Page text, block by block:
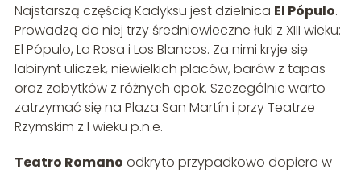
Najstarszą częścią Kadyksu jest dzielnica El Pópulo.
Prowadzą do niej trzy średniowieczne łuki z XIII wieku:
El Pópulo, La Rosa i Los Blancos. Za nimi kryje się
labirynt uliczek, niewielkich placów, barów z tapas
oraz zabytków z różnych epok. Szczególnie warto
zatrzymać się na Plaza San Martín i przy Teatrze
Rzymskim z I wieku p.n.e.
Teatro Romano odkryto przypadkowo dopiero w